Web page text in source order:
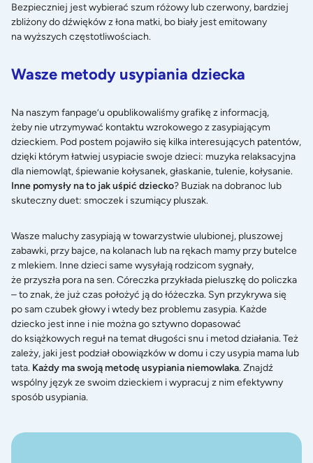
Bezpieczniej jest wybierać szum różowy lub czerwony, bardziej
zbliżony do dźwięków z łona matki, bo biały jest emitowany
na wyższych częstotliwościach.
Wasze metody usypiania dziecka
Na naszym fanpage’u opublikowaliśmy grafikę z informacją,
żeby nie utrzymywać kontaktu wzrokowego z zasypiającym
dzieckiem. Pod postem pojawiło się kilka interesujących patentów,
dzięki którym łatwiej usypiacie swoje dzieci: muzyka relaksacyjna
dla niemowląt, śpiewanie kołysanek, głaskanie, tulenie, kołysanie.
Inne pomysły na to jak uśpić dziecko? Buziak na dobranoc lub
skuteczny duet: smoczek i szumiący pluszak.
Wasze maluchy zasypiają w towarzystwie ulubionej, pluszowej
zabawki, przy bajce, na kolanach lub na rękach mamy przy butelce
z mlekiem. Inne dzieci same wysyłają rodzicom sygnały,
że przyszła pora na sen. Córeczka przykłada pieluszkę do policzka
– to znak, że już czas położyć ją do łóżeczka. Syn przykrywa się
po sam czubek głowy i wtedy bez problemu zasypia. Każde
dziecko jest inne i nie można go sztywno dopasować
do książkowych reguł na temat długości snu i metod działania. Też
zależy, jaki jest podział obowiązków w domu i czy usypia mama lub
tata. Każdy ma swoją metodę usypiania niemowlaka. Znajdź
wspólny język ze swoim dzieckiem i wypracuj z nim efektywny
sposób usypiania.